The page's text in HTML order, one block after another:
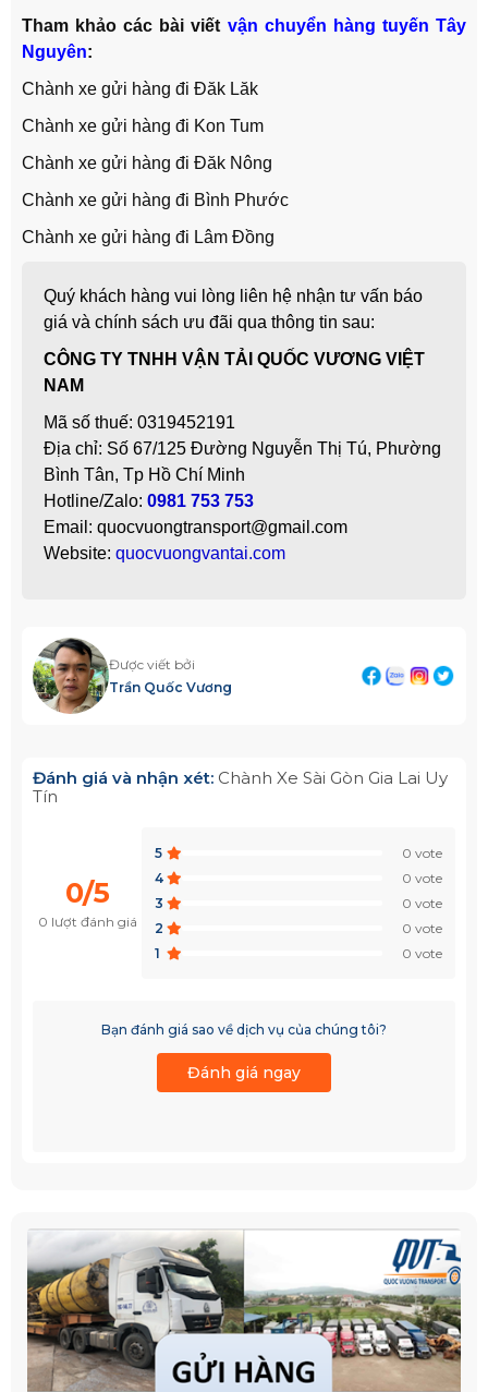
Tham khảo các bài viết vận chuyển hàng tuyến Tây
Nguyên:
Chành xe gửi hàng đi Đăk Lăk
Chành xe gửi hàng đi Kon Tum
Chành xe gửi hàng đi Đăk Nông
Chành xe gửi hàng đi Bình Phước
Chành xe gửi hàng đi Lâm Đồng
Quý khách hàng vui lòng liên hệ nhận tư vấn báo
giá và chính sách ưu đãi qua thông tin sau:
CÔNG TY TNHH VẬN TẢI QUỐC VƯƠNG VIỆT
NAM
Mã số thuế: 0319452191
Địa chỉ: Số 67/125 Đường Nguyễn Thị Tú, Phường
Bình Tân, Tp Hồ Chí Minh
Hotline/Zalo: 0981 753 753
Email: quocvuongtransport@gmail.com
Website: quocvuongvantai.com
Được viết bởi
Trần Quốc Vương
Đánh giá và nhận xét: Chành Xe Sài Gòn Gia Lai Uy
Tín
0/5
0 lượt đánh giá
5
0 vote
4
0 vote
3
0 vote
2
0 vote
1
0 vote
Bạn đánh giá sao về dịch vụ của chúng tôi?
Đánh giá ngay